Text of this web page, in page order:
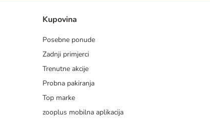
Kupovina
Posebne ponude
Zadnji primjerci
Trenutne akcije
Probna pakiranja
Top marke
zooplus mobilna aplikacija